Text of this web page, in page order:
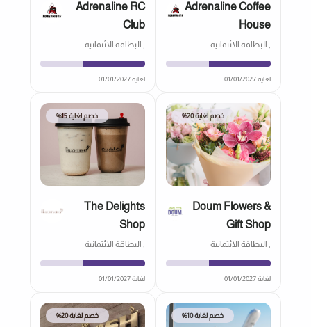
Adrenaline Coffee
House
, البطاقة الائتمانية
لغاية 01/01/2027
Adrenaline RC
Club
, البطاقة الائتمانية
لغاية 01/01/2027
خصم لغاية 20%
Doum Flowers &
Gift Shop
, البطاقة الائتمانية
لغاية 01/01/2027
خصم لغاية 15%
The Delights
Shop
, البطاقة الائتمانية
لغاية 01/01/2027
خصم لغاية 10% خصم لغاية 20%